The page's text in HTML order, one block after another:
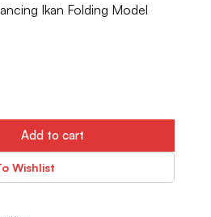
Ikan Folding Model
Add to cart
Wishlist